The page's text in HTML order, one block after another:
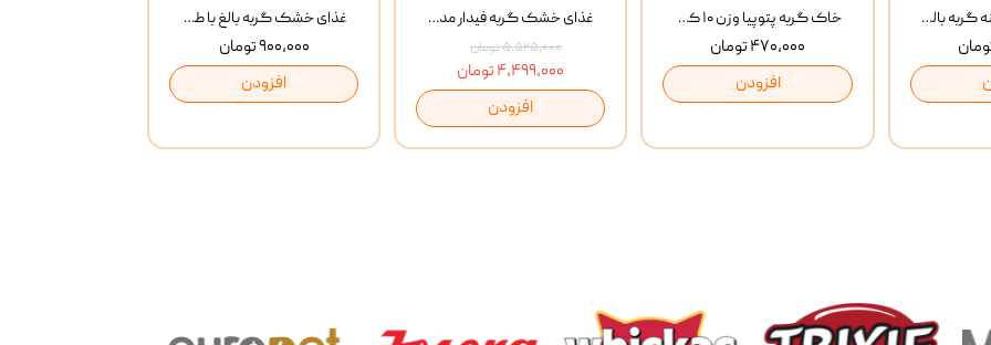
غذای خشک گربه بالغ با طعم مرغ و برنج رفلکس Reflex Multi Color Chicken And Rice وزن 1 کیلوگرم
۹۰۰,۰۰۰ تومان
افزودن
غذای خشک گربه فیدار مدل Adult وزن 10 کیلوگرم
۵,۵۲۵,۰۰۰ تومان
۴,۴۹۹,۰۰۰ تومان
افزودن
خاک گربه پتوپیا وزن ۱۰ کیلوگرم
۴۷۰,۰۰۰ تومان
افزودن
غذای خشک روزانه گربه بالغ مفید MoFeed Adult Daily Cat Food وزن 2 کیلوگرم